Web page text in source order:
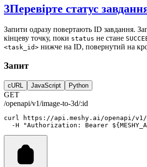
3Перевірте статус
Запити одразу повертають ID завдання.
кінцеву точку, поки status не стане
<task_id> нижче на ID, повернутий на
Запит
cURL JavaScript Python
GET
/openapi/v1/image-to-3d/:id
curl https://api.meshy.ai/openapi/v1/
-H
"Authorization: Bearer